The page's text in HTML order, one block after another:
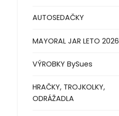
AUTOSEDAČKY
MAYORAL JAR LETO 2026
VÝROBKY BySues
HRAČKY, TROJKOLKY,
ODRÁŽADLA